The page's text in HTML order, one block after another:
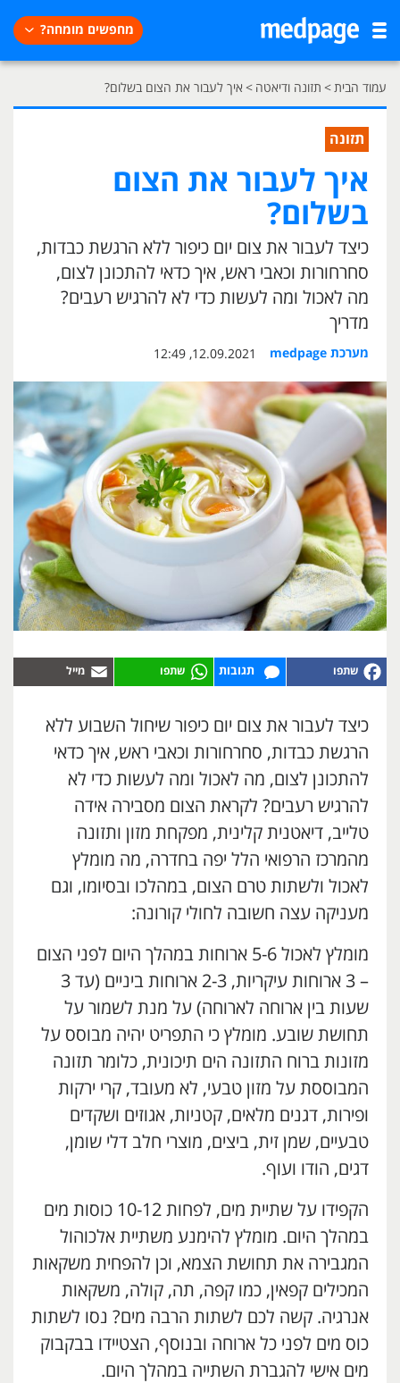
מחפשים מומחה?
עמוד הבית> תזונה ודיאטה > איך לעבור את הצום בשלום?
תזונה
איך לעבור את הצום
בשלום?
כיצד לעבור את צום יום כיפור ללא הרגשת כבדות,
סחרחורות וכאבי ראש, איך כדאי להתכונן לצום,
מה לאכול ומה לעשות כדי לא להרגיש רעבים?
מדריך
מערכת medpage 12.09.2021, 12:49
תגובות
כיצד לעבור את צום יום כיפור שיחול השבוע ללא
הרגשת כבדות, סחרחורות וכאבי ראש, איך כדאי
להתכונן לצום, מה לאכול ומה לעשות כדי לא
להרגיש רעבים? לקראת הצום מסבירה אידה
טלייב, דיאטנית קלינית, מפקחת מזון ותזונה
מהמרכז הרפואי הלל יפה בחדרה, מה מומלץ
לאכול ולשתות טרם הצום, במהלכו ובסיומו, וגם
מעניקה עצה חשובה לחולי קורונה:
מומלץ לאכול 5-6 ארוחות במהלך היום לפני הצום
– 3 ארוחות עיקריות, 2-3 ארוחות ביניים (עד 3
שעות בין ארוחה לארוחה) על מנת לשמור על
תחושת שובע. מומלץ כי התפריט יהיה מבוסס על
מזונות ברוח התזונה הים תיכונית, כלומר תזונה
המבוססת על מזון טבעי, לא מעובד, קרי ירקות
ופירות, דגנים מלאים, קטניות, אגוזים ושקדים
טבעיים, שמן זית, ביצים, מוצרי חלב דלי שומן,
דגים, הודו ועוף.
הקפידו על שתיית מים, לפחות 10-12 כוסות מים
במהלך היום. מומלץ להימנע משתיית אלכוהול
המגבירה את תחושת הצמא, וכן להפחית משקאות
המכילים קפאין, כמו קפה, תה, קולה, משקאות
אנרגיה. קשה לכם לשתות הרבה מים? נסו לשתות
כוס מים לפני כל ארוחה ובנוסף, הצטיידו בבקבוק
מים אישי להגברת השתייה במהלך היום.